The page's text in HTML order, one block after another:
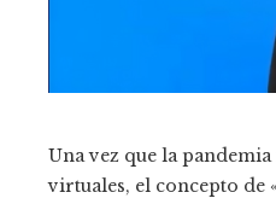
Una vez que la
virtuales, el concepto de